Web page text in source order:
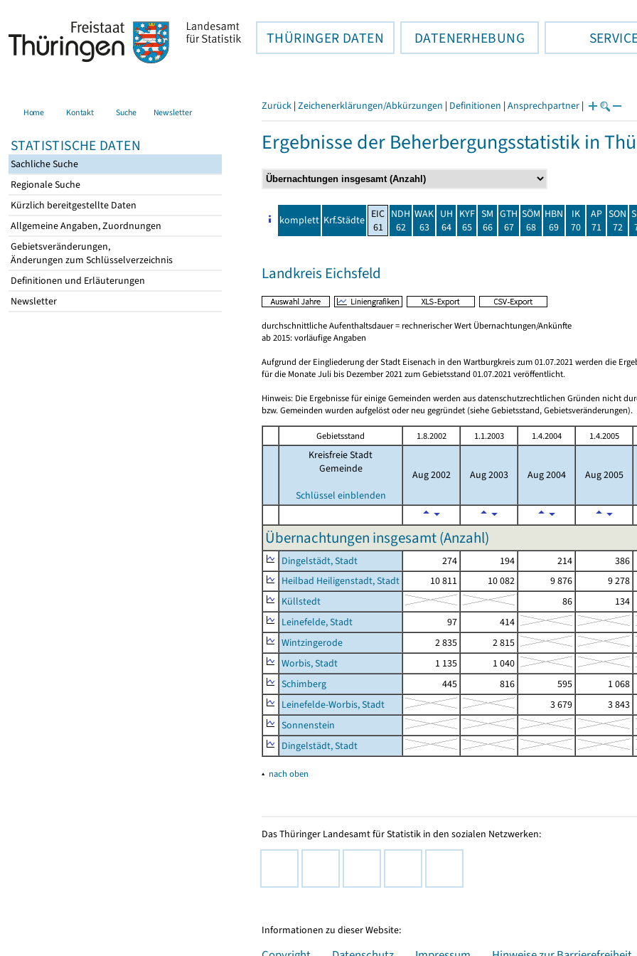
THÜRINGER DATEN DATENERHEBUNG
Home Kontakt Suche Newsletter
STATISTISCHE DATEN
Sachliche Suche
Regionale Suche
Kürzlich bereitgestellte Daten
Allgemeine Angaben, Zuordnungen
Gebietsveränderungen,
Änderungen zum Schlüsselverzeichnis
Definitionen und Erläuterungen
Newsletter
Zurück | Zeichenerklärungen/Abkürzungen | Definitionen | Ansprechpartner |
Ergebnisse der Beherbergungsstatistik in
komplett Krf.Städte EIC
61
NDH
62
WAK
63
UH
64
KYF
65
SM
66
GTH
67
SÖM
68
HBN
69
IK
70
AP
71
SON
72
Landkreis Eichsfeld
durchschnittliche Aufenthaltsdauer = rechnerischer Wert Übernachtungen/Ankünfte
ab 2015: vorläufige Angaben
Aufgrund der Eingliederung der Stadt Eisenach in den Wartburgkreis zum 01.07.2021 werden die
für die Monate Juli bis Dezember 2021 zum Gebietsstand 01.07.2021 veröffentlicht.
Hinweis: Die Ergebnisse für einige Gemeinden werden aus datenschutzrechtlichen Gründen nicht
bzw. Gemeinden wurden aufgelöst oder neu gegründet (siehe Gebietsstand, Gebietsveränderungen).
Gebietsstand 1.8.2002 1.1.2003 1.4.2004 1.4.2005
Kreisfreie Stadt
Gemeinde
Schlüssel einblenden
Aug 2002 Aug 2003 Aug 2004 Aug 2005
Übernachtungen insgesamt (Anzahl)
Dingelstädt, Stadt 274 194 214 386
Heilbad Heiligenstadt, Stadt
10 811 10 082 9 876 9 278
Küllstedt
86 134
Leinefelde, Stadt
97
414
Wintzingerode
2 835
2 815
Worbis, Stadt
1 135
1 040
Schimberg
445 816 595 1 068
Leinefelde-Worbis, Stadt
3 679 3 843
Sonnenstein
Dingelstädt, Stadt
▴ nach oben
Das Thüringer Landesamt für Statistik in den sozialen Netzwerken:
Informationen zu dieser Website: